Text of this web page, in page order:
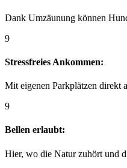
Dank Umzäunung können
9
Stressfreies Ankommen:
Mit eigenen Parkplätzen direkt
9
Bellen erlaubt:
Hier, wo die Natur zuhört und